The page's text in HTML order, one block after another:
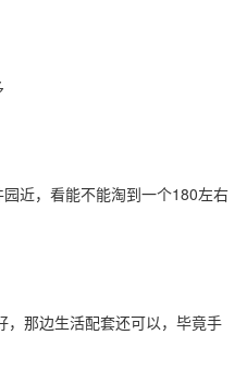
近，看能不能淘到一个180左右
，那边生活配套还可以，毕竟手